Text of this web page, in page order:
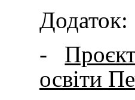
Додаток:
-
освіти